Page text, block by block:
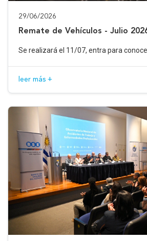
29/06/2026
Remate de Vehículos - Julio
Se realizará el 11/07, entra para
leer más +